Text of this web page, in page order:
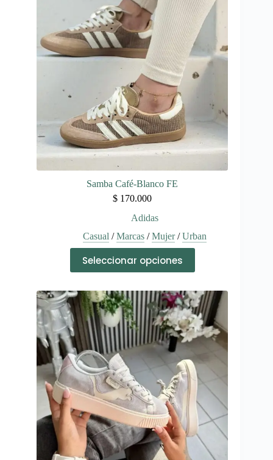
opciones
se
pueden
elegir
en
la
página
de
producto
Samba Café-Blanco FE
$ 170.000
Adidas
Casual /Marcas/Mujer/Urban
Seleccionar opciones
producto
tiene
variantes.
Las
opciones
se
pueden
en
la
página
de
producto